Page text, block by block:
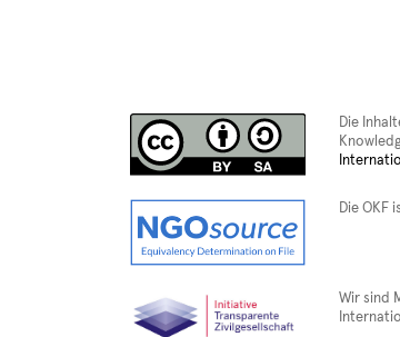
Die
Die OKF
Wir sind